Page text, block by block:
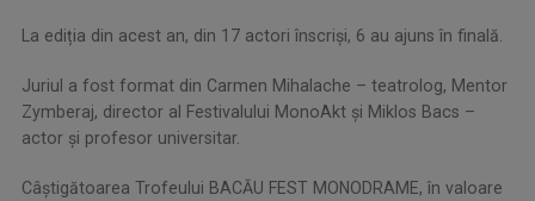
La ediția din acest an, din 17 actori înscriși, 6 au ajuns în finală.
Juriul a fost format din Carmen Mihalache – teatrolog, Mentor
Zymberaj, director al Festivalului MonoAkt și Miklos Bacs –
actor și profesor universitar.
Câștigătoarea Trofeului BACĂU FEST MONODRAME, în valoare